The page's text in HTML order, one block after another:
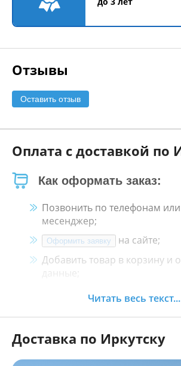
Отзывы
Оставить отзыв
Оплата с доставкой по
Как оформать заказ:
Позвонить по телефонам
месенджер;
Оформить заявку
на сайте;
Добавить товар в корзину и
данные;
Менеджер свяжется с Вами в
Как оплатить:
Читать весь текст...
Доставка по Иркутску